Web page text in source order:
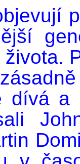
dívá a